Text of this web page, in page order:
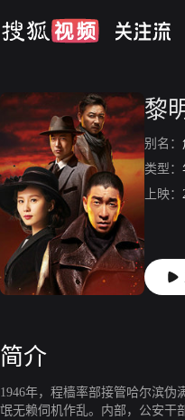
黎
别名：
类型：
上映：
简介
1946年，程樯率部接管哈尔滨
氓无赖伺机作乱。内部，公安干